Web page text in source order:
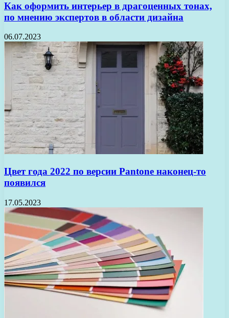
Как оформить интерьер в драгоценных тонах,
по мнению экспертов в области дизайна
06.07.2023
Цвет года 2022 по версии Pantone наконец-то
появился
17.05.2023